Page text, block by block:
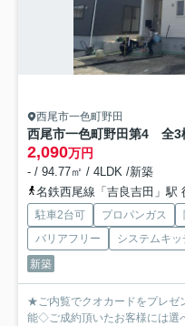
西尾市一色町野田
西尾市一色町野田第4 全3
2,090万円
- / 94.77㎡ / 4LDK /新築
名鉄西尾線「吉良吉田」駅
駐車2台可 プロパンガス
バリアフリー
システムキッ
新築
★ご内覧でクオカードをプレ
能◇ご成約頂いたお客様には選